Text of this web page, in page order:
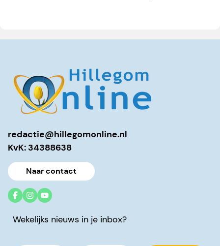
redactie@hillegomonline.nl
KvK: 34388638
Naar contact
Wekelijks nieuws in je inbox?